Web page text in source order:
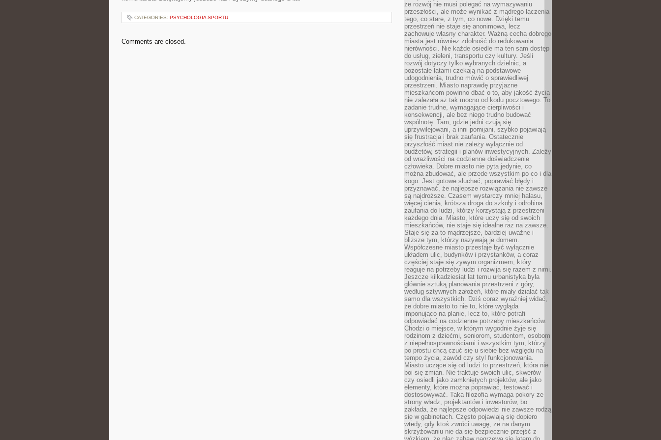
CATEGORIES: PSYCHOLOGIA SPORTU
Comments are closed.
że rozwój nie musi polegać na wymazywaniu
przeszłości, ale może wynikać z mądrego łączenia
tego, co stare, z tym, co nowe. Dzięki temu
przestrzeń nie staje się anonimowa, lecz
zachowuje własny charakter. Ważną cechą dobrego
miasta jest również zdolność do redukowania
nierówności. Nie każde osiedle ma ten sam dostęp
do usług, zieleni, transportu czy kultury. Jeśli
rozwój dotyczy tylko wybranych dzielnic, a
pozostałe latami czekają na podstawowe
udogodnienia, trudno mówić o sprawiedliwej
przestrzeni. Miasto naprawdę przyjazne
mieszkańcom powinno dbać o to, aby jakość życia
nie zależała aż tak mocno od kodu pocztowego. To
zadanie trudne, wymagające cierpliwości i
konsekwencji, ale bez niego trudno budować
wspólnotę. Tam, gdzie jedni czują się
uprzywilejowani, a inni pomijani, szybko pojawiają
się frustracja i brak zaufania. Ostatecznie
przyszłość miast nie zależy wyłącznie od
budżetów, strategii i planów inwestycyjnych. Zależy
od wrażliwości na codzienne doświadczenie
człowieka. Dobre miasto nie pyta jedynie, co
można zbudować, ale przede wszystkim po co i dla
kogo. Jest gotowe słuchać, poprawiać błędy i
przyznawać, że najlepsze rozwiązania nie zawsze
są najdroższe. Czasem wystarczy mniej hałasu,
więcej cienia, krótsza droga do szkoły i odrobina
zaufania do ludzi, którzy korzystają z przestrzeni
każdego dnia. Miasto, które uczy się od swoich
mieszkańców, nie staje się idealne raz na zawsze.
Staje się za to mądrzejsze, bardziej uważne i
bliższe tym, którzy nazywają je domem.
Współczesne miasto przestaje być wyłącznie
układem ulic, budynków i przystanków, a coraz
częściej staje się żywym organizmem, który
reaguje na potrzeby ludzi i rozwija się razem z nimi.
Jeszcze kilkadziesiąt lat temu urbanistyka była
głównie sztuką planowania przestrzeni z góry,
według sztywnych założeń, które miały działać tak
samo dla wszystkich. Dziś coraz wyraźniej widać,
że dobre miasto to nie to, które wygląda
imponująco na planie, lecz to, które potrafi
odpowiadać na codzienne potrzeby mieszkańców.
Chodzi o miejsce, w którym wygodnie żyje się
rodzinom z dziećmi, seniorom, studentom, osobom
z niepełnosprawnościami i wszystkim tym, którzy
po prostu chcą czuć się u siebie bez względu na
tempo życia, zawód czy styl funkcjonowania.
Miasto uczące się od ludzi to przestrzeń, która nie
boi się zmian. Nie traktuje swoich ulic, skwerów
czy osiedli jako zamkniętych projektów, ale jako
elementy, które można poprawiać, testować i
dostosowywać. Taka filozofia wymaga pokory ze
strony władz, projektantów i inwestorów, bo
zakłada, że najlepsze odpowiedzi nie zawsze rodzą
się w gabinetach. Często pojawiają się dopiero
wtedy, gdy ktoś zwróci uwagę, że na danym
skrzyżowaniu nie da się bezpiecznie przejść z